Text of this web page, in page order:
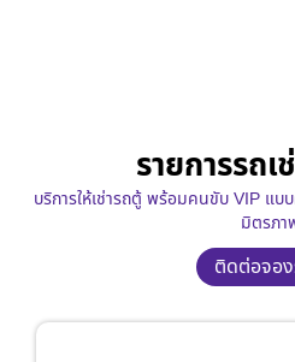
รายการรถเ
บริการให้เช่ารถตู้ พร้อมคนขับ VIP แบ
มิตรภา
ติดต่อจอ